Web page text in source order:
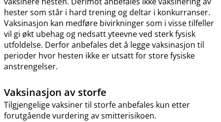
hester som står i hard trening og deltar i konkurranser.
Vaksinasjon kan medføre bivirkninger som i visse tilfeller
vil gi økt ubehag og nedsatt yteevne ved sterk fysisk
utfoldelse. Derfor anbefales det å legge vaksinasjon til
perioder hvor hesten ikke er utsatt for store fysiske
anstrengelser.
Vaksinasjon av storfe
Tilgjengelige vaksiner til storfe anbefales kun etter
forutgående vurdering av smitterisikoen.